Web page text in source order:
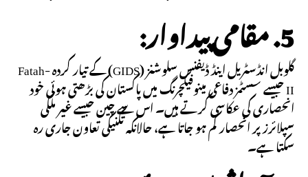
5. مقامی پیداوار:
گلوبل انڈسٹریل اینڈ ڈیفنس سلوشنز (GIDS) کے تیار کردہ Fatah-
II جیسے سسٹمز دفاعی مینوفیکچرنگ میں پاکستان کی بڑھتی ہوئی خود
انحصاری کی عکاسی کرتے ہیں۔ اس سے چین جیسے غیر ملکی
سپلائرز پر انحصار کم ہو جاتا ہے، حالانکہ تکنیکی تعاون جاری رہ
سکتا ہے۔